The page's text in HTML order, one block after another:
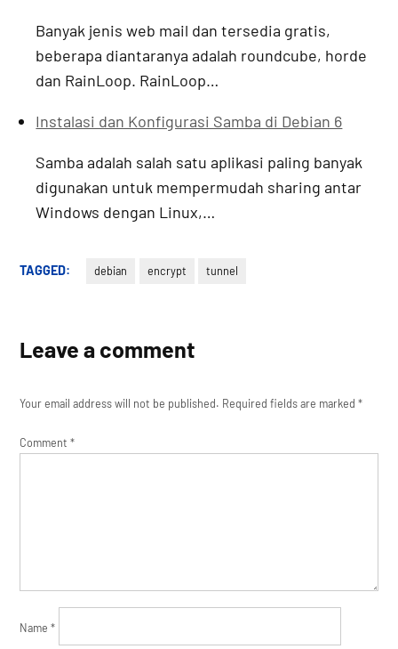
Banyak jenis web mail dan tersedia gratis,
beberapa diantaranya adalah roundcube, horde
dan RainLoop. RainLoop…
Instalasi dan Konfigurasi Samba di Debian 6
Samba adalah salah satu aplikasi paling banyak
digunakan untuk mempermudah sharing antar
Windows dengan Linux,…
TAGGED: debian encrypt tunnel
Leave a comment
Your email address will not be published. Required fields are marked*
Comment*
Name*